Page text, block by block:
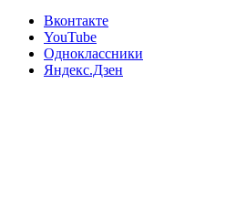
Вконтакте
YouTube
Одноклассники
Яндекс.Дзен